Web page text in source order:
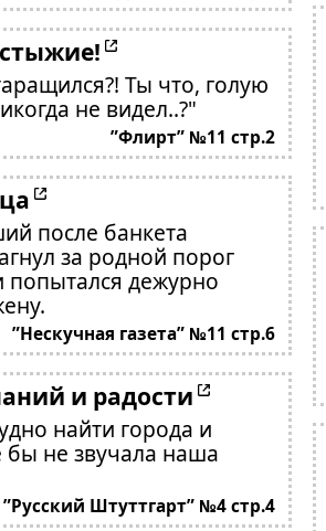
Ты что, голую
не видел..?"
”Флирт” №11 стр.2
после банкета
за родной порог
попытался дежурно
”Нескучная газета” №11 стр.6
и радости
найти города и
бы не звучала наша
”Русский Штуттгарт” №4 стр.4